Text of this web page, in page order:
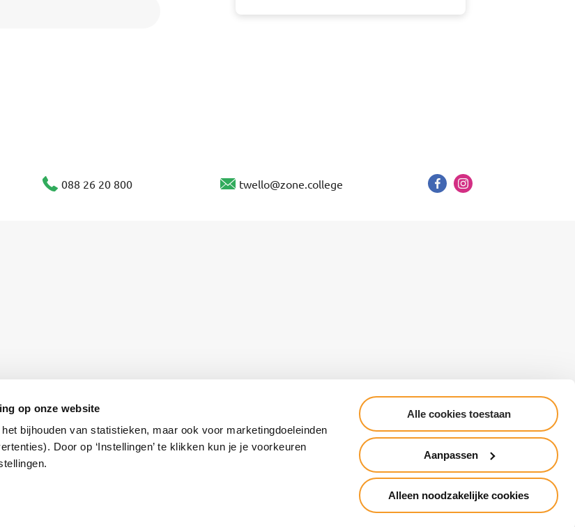
op onze website
bijhouden van statistieken, maar ook voor marketingdoeleinden
Door op ‘Instellingen’ te klikken kun je je voorkeuren
Alle cookies toestaan
Aanpassen
Alleen noodzakelijke cookies
088 26 20 800 twello@zone.college
en bedrijven
Algemene voorwaarden
Responsible Disclosure